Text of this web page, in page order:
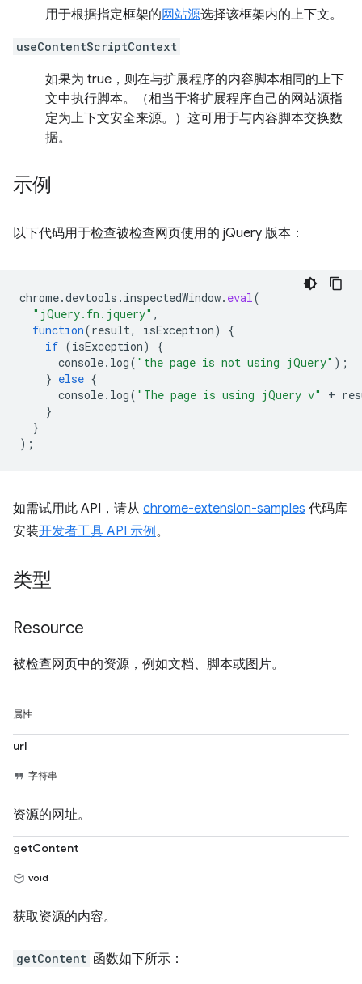
用于根据指定框架的网站源选择该框架内的上下文。
useContentScriptContext
如果为 true，则在与扩展程序的内容脚本相同的上下
文中执行脚本。（相当于将扩展程序自己的网站源指
定为上下文安全来源。）这可用于与内容脚本交换数
据。
示例
以下代码用于检查被检查网页使用的 jQuery 版本：
chrome.devtools . inspectedWindow. eval(
"jQuery.fn.jquery" ,
function(result, isException)
{
if (isException)
{
console. log( "the page is not using jQuery" );
} else {
console. log( "The page is using jQuery v" +
}
}
);
如需试用此 API，请从 chrome-extension-samples 代码库
安装开发者工具 API 示例。
类型
Resource
被检查网页中的资源，例如文档、脚本或图片。
属性
url
字符串
资源的网址。
getContent
void
获取资源的内容。
getContent 函数如下所示：